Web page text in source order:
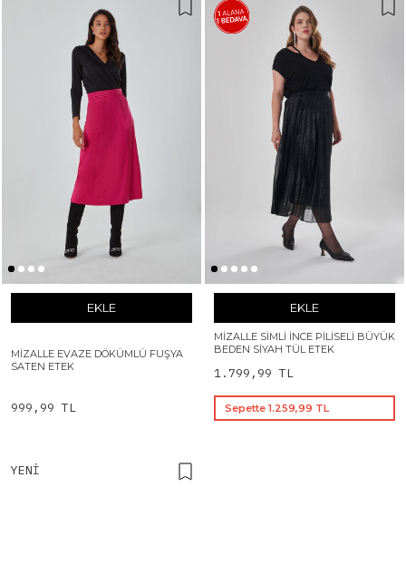
EKLE
MIZALLE EVAZE DÖKÜMLÜ FUŞYA
SATEN ETEK
999,99 TL
EKLE
MIZALLE SIMLI İNCE PILISELI BÜYÜK
BEDEN SIYAH TÜL ETEK
1.799,99 TL
Sepette 1.259,99 TL
YENI